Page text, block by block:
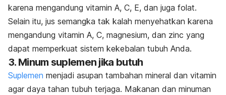
karena mengandung vitamin A, C, E, dan juga folat.
Selain itu, jus semangka tak kalah menyehatkan karena
mengandung vitamin A, C, magnesium, dan zinc yang
dapat memperkuat sistem kekebalan tubuh Anda.
3. Minum suplemen jika butuh
Suplemen menjadi asupan tambahan mineral dan vitamin
agar daya tahan tubuh terjaga. Makanan dan minuman